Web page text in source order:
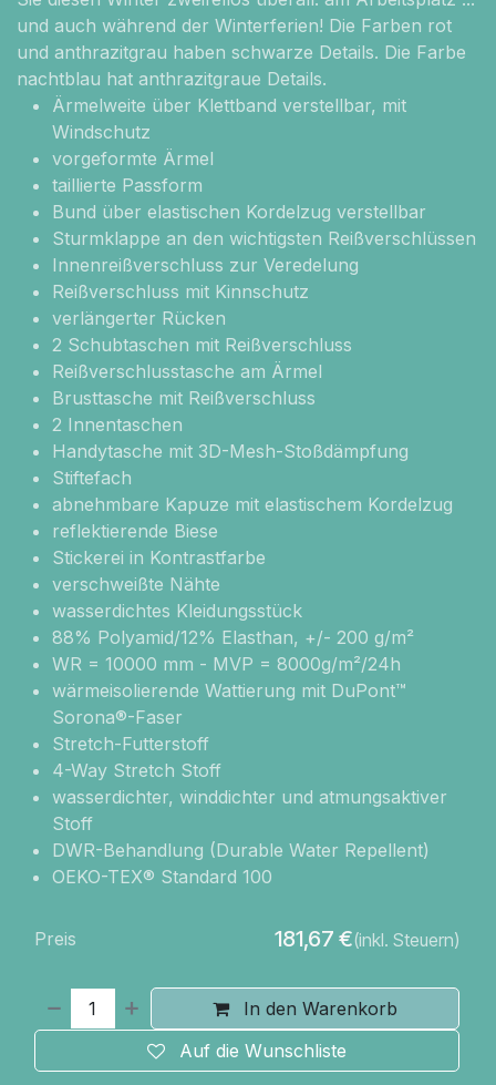
und auch während der Winterferien! Die Farben rot
und anthrazitgrau haben schwarze Details. Die Farbe
nachtblau hat anthrazitgraue Details.
Ärmelweite über Klettband verstellbar, mit
Windschutz
vorgeformte Ärmel
taillierte Passform
Bund über elastischen Kordelzug verstellbar
Sturmklappe an den wichtigsten Reißverschlüssen
Innenreißverschluss zur Veredelung
Reißverschluss mit Kinnschutz
verlängerter Rücken
2 Schubtaschen mit Reißverschluss
Reißverschlusstasche am Ärmel
Brusttasche mit Reißverschluss
2 Innentaschen
Handytasche mit 3D-Mesh-Stoßdämpfung
Stiftefach
abnehmbare Kapuze mit elastischem Kordelzug
reflektierende Biese
Stickerei in Kontrastfarbe
verschweißte Nähte
wasserdichtes Kleidungsstück
88% Polyamid/12% Elasthan, +/- 200 g/m²
WR = 10000 mm - MVP = 8000g/m²/24h
wärmeisolierende Wattierung mit DuPont™
Sorona®-Faser
Stretch-Futterstoff
4-Way Stretch Stoff
wasserdichter, winddichter und atmungsaktiver
Stoff
DWR-Behandlung (Durable Water Repellent)
OEKO-TEX® Standard 100
In den Warenkorb
Auf die Wunschliste
Preis 181,67 €(inkl. Steuern)